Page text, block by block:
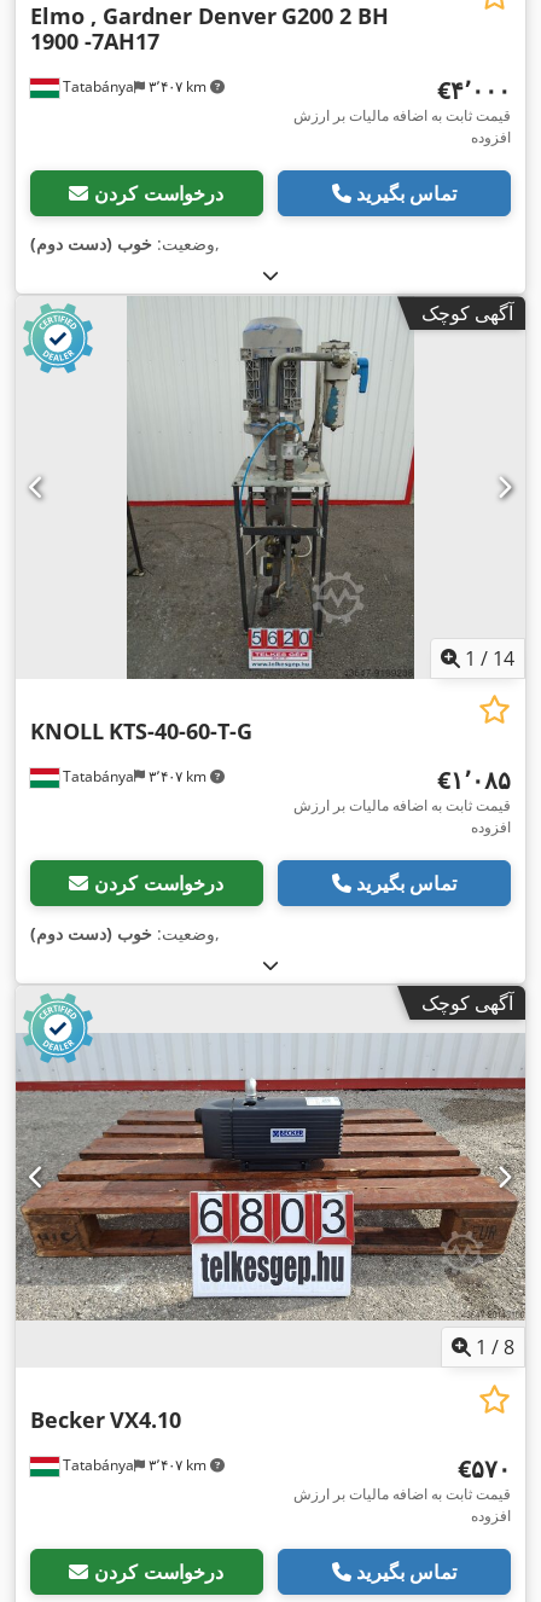
Tatabánya ۳٬۴۰۷ km
Elmo , Gardner Denver G200 2 BH
1900 -7AH17
‎€۴٬۰۰۰
قیمت ثابت به اضافه مالیات بر ارزش
افزوده
درخواست کردن تماس بگیرید
وضعیت: خوب (دست دوم) ,
آگهی کوچک
1 / 14
Tatabánya ۳٬۴۰۷ km
KNOLL KTS-40-60-T-G
‎€۱٬۰۸۵
قیمت ثابت به اضافه مالیات بر ارزش
افزوده
درخواست کردن تماس بگیرید
وضعیت: خوب (دست دوم) ,
آگهی کوچک
1 /8
Tatabánya ۳٬۴۰۷ km
BeckerVX4.10
‎€۵۷۰
قیمت ثابت به اضافه مالیات بر ارزش
افزوده
درخواست کردن تماس بگیرید